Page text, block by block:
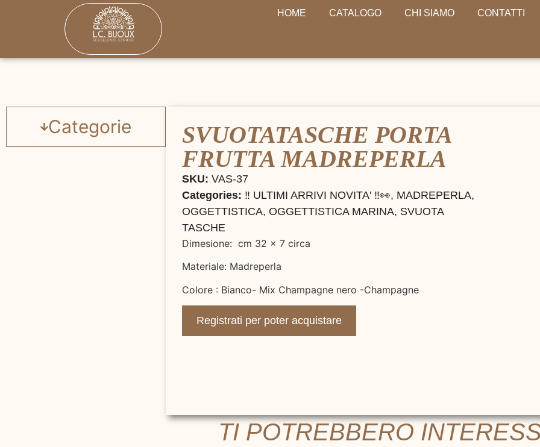
HOME CATALOGO CHI SIAMO CONTATTI
Categorie
SVUOTATASCHE PORTA
FRUTTA MADREPERLA
SKU: VAS-37
Categories: ‼️ ULTIMI ARRIVI NOVITA' ‼️👀, MADREPERLA,
OGGETTISTICA, OGGETTISTICA MARINA, SVUOTA
TASCHE
Dimesione: cm 32 x 7 circa
Materiale: Madreperla
Colore : Bianco- Mix Champagne nero -Champagne
Registrati per poter acquistare
TI POTREBBERO